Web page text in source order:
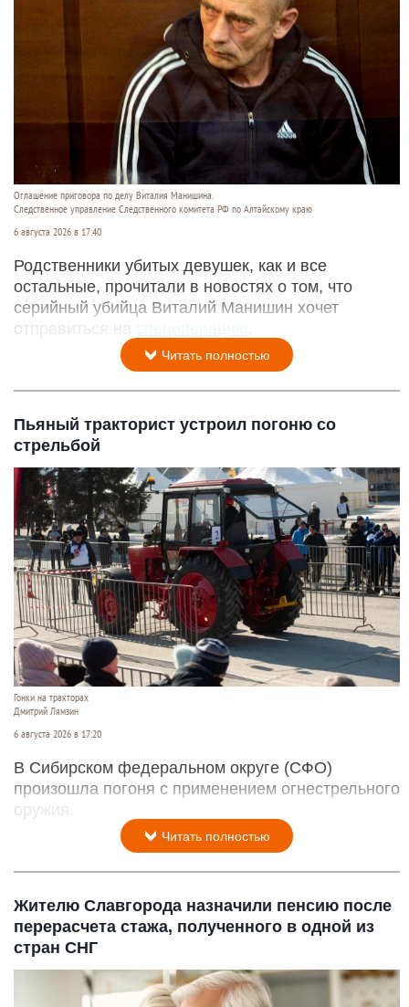
водородные ингаляторы, «врачей» в виде чат-
ботов и другое. В материале altapress.ru — о
новинках, которые появляются в здравницах.
Читать полностью
Родственники убитых девушек узнали из СМИ
о желании маньяка уйти на СВО
Оглашение приговора по делу Виталия Манишина.
Следственное управление Следственного комитета РФ по Алтайскому краю
Родственники убитых девушек, как и все
остальные, прочитали в новостях о том, что
серийный убийца Виталий Манишин хочет
отправиться наспецоперацию.
Читать полностью
Пьяный тракторист устроил погоню со
стрельбой
Гонки на тракторах
Дмитрий Лямзин
В Сибирском федеральном округе (СФО)